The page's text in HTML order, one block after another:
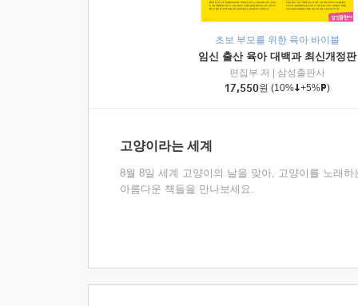
초보 부모를 위한 육아 바이블
임신 출산 육아 대백과 최신개정판
편집부 저
삼성출판사
17,550원 (10% +5% )
고양이라는 세계
8월 8일 세계 고양이의 날을 맞아, 고양이를 노래하
아름다운 책들을 만나보세요.